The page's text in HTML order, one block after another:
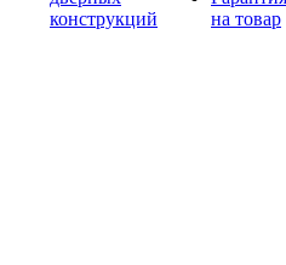
конструкций
на товар